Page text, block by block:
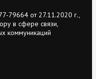
79664 от 27.11.2020 г.,
в сфере связи,
коммуникаций